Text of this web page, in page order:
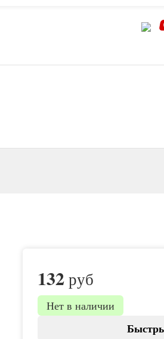
132руб
Нет в наличии